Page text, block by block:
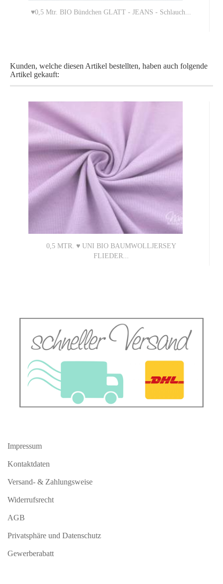
♥0,5 Mtr. BIO Bündchen GLATT - JEANS - Schlauch...
10,00 EUR pro 1 Mtr. (Grundpreis)
Kunden, welche diesen Artikel bestellten, haben auch folgende
Artikel gekauft:
0,5 MTR. ♥ UNI BIO BAUMWOLLJERSEY
FLIEDER...
Impressum
Kontaktdaten
Versand- & Zahlungsweise
Widerrufsrecht
AGB
Privatsphäre und Datenschutz
Gewerberabatt